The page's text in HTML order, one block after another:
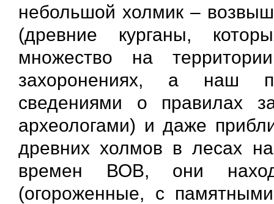
небольшой холмик –
(древние курганы,
множество на
захоронениях, а наш
сведениями о правилах
археологами) и даже
древних холмов в лесах
времен ВОВ, они
(огороженные, с